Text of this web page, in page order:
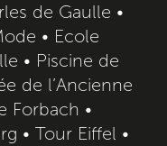
de Gaulle •
• Ecole
• Piscine de
de l’Ancienne
Forbach •
• Tour Eiffel •